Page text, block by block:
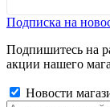
Подписка на
Подпишитесь на
акции нашего
Новости